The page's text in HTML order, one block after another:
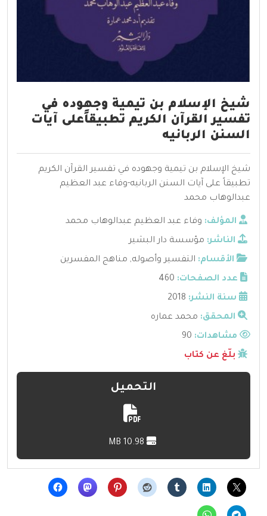
شيخ الإسلام بن تيمية وجهوده في
تفسير القرآن الكريم تطبيقاًعلى آيات
السنن الربانيه
شيخ الإسلام بن تيمية وجهوده في تفسير القرآن الكريم
تطبيقاً على آيات السنن الربانيه-وفاء عبد العظيم
عبدالوهاب محمد
المؤلف: وفاء عبد العظيم عبدالوهاب محمد
الناشر: مؤسسة دار البشير
الأقسام: التفسير وأصوله, مناهج المفسرين
عدد الصفحات: 460
سنة النشر: 2018
المحقق: محمد عماره
مشاهدات:
بلّغ عن كتاب
التحميل